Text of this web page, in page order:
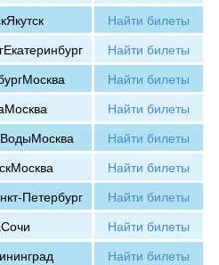
Якутск
Найти билеты
Екатеринбург
Найти билеты
Москва
Найти билеты
Москва
Найти билеты
Москва
Найти билеты
Москва
Найти билеты
Петербург
Найти билеты
Сочи
Найти билеты
Найти билеты